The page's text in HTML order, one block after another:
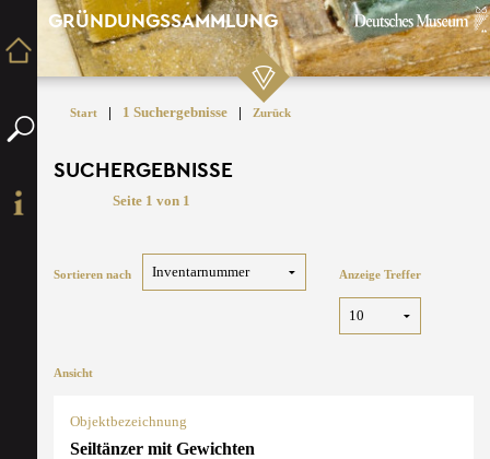
GRÜNDUNGSSAMMLUNG
Start | 1 Suchergebnisse | Zurück
SUCHERGEBNISSE
Seite 1 von 1
Sortieren nach Anzeige Treffer
Ansicht
Objektbezeichnung
Seiltänzer mit Gewichten